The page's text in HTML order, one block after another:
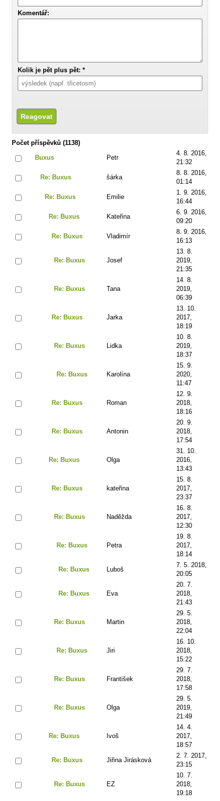
Komentář:
Kolik je pět plus pět: *
Počet příspěvků (1138)
Buxus
Petr
4. 8. 2016,
21:32
Re: Buxus šárka
8. 8. 2016,
01:14
Re: Buxus Emilie
1. 9. 2016,
16:44
Re: Buxus Kateřina
6. 9. 2016,
09:20
Re: Buxus Vladimír
8. 9. 2016,
16:13
Re: Buxus Josef
13. 8.
2019,
21:35
Re: Buxus Tana
14. 8.
2019,
06:39
Re: Buxus Jarka
13. 10.
2017,
18:19
Re: Buxus Lidka
10. 8.
2019,
18:37
Re: Buxus Karolína
15. 9.
2020,
11:47
Re: Buxus Roman
12. 9.
2018,
18:16
Re: Buxus Antonin
20. 9.
2018,
17:54
Re: Buxus Olga
31. 10.
2016,
13:43
Re: Buxus kateřina
15. 8.
2017,
23:37
Re: Buxus Naděžda
16. 8.
2017,
12:30
Re: Buxus Petra
19. 8.
2017,
18:14
Re: Buxus Luboš
7. 5. 2018,
20:05
Re: Buxus Eva
20. 7.
2018,
21:43
Re: Buxus Martin
29. 5.
2018,
22:04
Re: Buxus Jiri
16. 10.
2018,
15:22
Re: Buxus František
29. 7.
2018,
17:58
Re: Buxus Olga
29. 5.
2019,
21:49
Re: Buxus Ivoš
14. 4.
2017,
18:57
Re: Buxus Jiřina Jirásková
2. 7. 2017,
23:15
Re: Buxus EZ
10. 7.
2018,
19:18